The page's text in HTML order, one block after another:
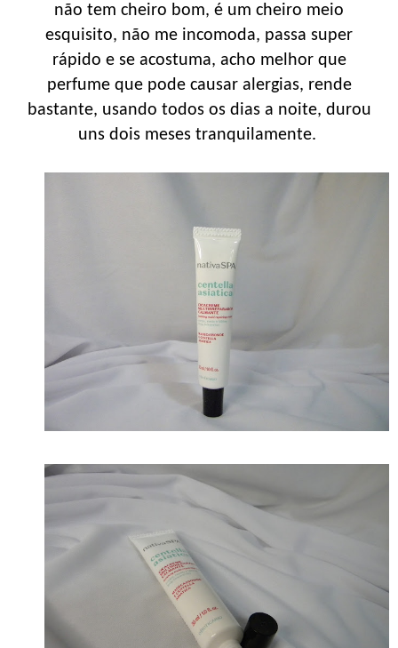
não tem cheiro bom, é um cheiro meio
esquisito, não me incomoda, passa super
rápido e se acostuma, acho melhor que
perfume que pode causar alergias, rende
bastante, usando todos os dias a noite, durou
uns dois meses tranquilamente.